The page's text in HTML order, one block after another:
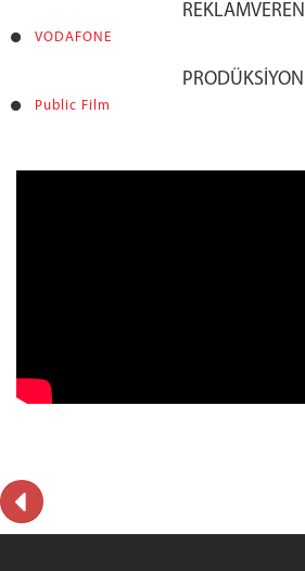
REKLAMVEREN
VODAFONE
PRODÜKSİYON
Public Film